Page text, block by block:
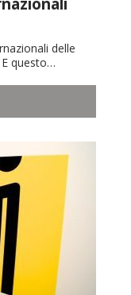
delle
questo…